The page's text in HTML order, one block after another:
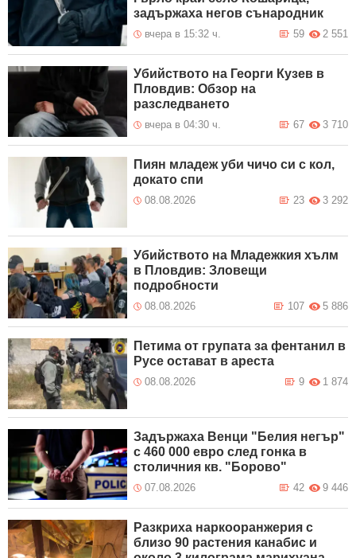
задържаха негов сънародник
вчера в 15:32 ч. 2 551
59
Убийството на Георги Кузев в
Пловдив: Обзор на
разследването
вчера в 04:30 ч. 3 710
67
Пиян младеж уби чичо си с кол,
докато спи
08.08.2026 3 292
23
Убийството на Младежкия хълм
в Пловдив: Зловещи
подробности
08.08.2026 5 886
107
Петима от групата за фентанил в
Русе остават в ареста
08.08.2026 1 874
9
Задържаха Венци "Белия негър"
с 460 000 евро след гонка в
столичния кв. "Борово"
07.08.2026 9 446
42
Разкриха наркооранжерия с
близо 90 растения канабис и